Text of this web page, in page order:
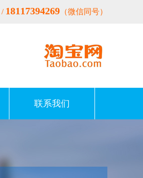
/ 18117394269 （微信同号）
联系我们